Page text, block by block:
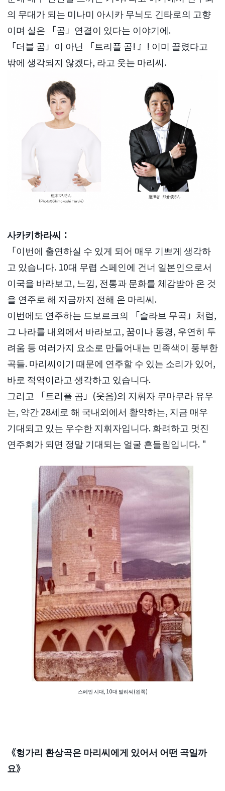
의 무대가 되는 미나미 아시카 무늬도 긴타로의 고향
이며 실은 「곰」연결이 있다는 이야기에.
「더블 곰」이 아닌 「트리플 곰! 』! 이미 끌렸다고
밖에 생각되지 않겠다, 라고 웃는 마리씨.
사카키하라씨：
「이번에 출연하실 수 있게 되어 매우 기쁘게 생각하
고 있습니다. 10대 무렵 스페인에 건너 일본인으로서
이국을 바라보고, 느낌, 전통과 문화를 체감받아 온 것
을 연주로 해 지금까지 전해 온 마리씨.
이번에도 연주하는 드보르크의 「슬라브 무곡」처럼,
그 나라를 내외에서 바라보고, 꿈이나 동경, 우연히 두
려움 등 여러가지 요소로 만들어내는 민족색이 풍부한
곡들. 마리씨이기 때문에 연주할 수 있는 소리가 있어,
바로 적역이라고 생각하고 있습니다.
그리고 「트리플 곰」(웃음)의 지휘자 쿠마쿠라 유우
는, 약간 28세로 해 국내외에서 활약하는, 지금 매우
기대되고 있는 우수한 지휘자입니다. 화려하고 멋진
연주회가 되면 정말 기대되는 얼굴 흔들림입니다. "
스페인 시대, 10대 말리씨(왼쪽)
《헝가리 환상곡은 마리씨에게 있어서 어떤 곡일까
요》